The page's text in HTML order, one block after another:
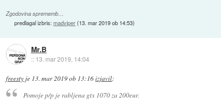
Zgodovina sprememb…
predlagal izbris:madviper(13. mar 2019 ob 14:53)
Mr.B
:: 13. mar 2019, 14:04
freesty je 13. mar 2019 ob 13:16izjavil:
Pomoje p/p je rabljena gtx 1070 za 200eur.